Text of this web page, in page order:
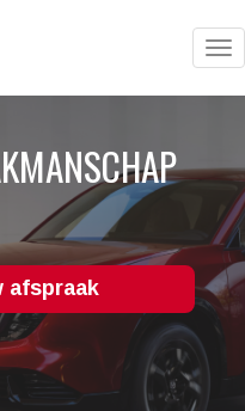
afspraak